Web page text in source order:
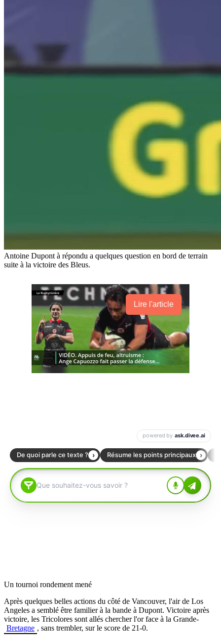
Antoine Dupont à répondu a quelques question en bord de terrain
suite à la victoire des Bleus.
Lire l'article
Un tournoi rondement mené
Après quelques belles actions du côté de Vancouver, l'air de Los
Angeles a semblé être familier à la bande à Dupont. Victoire après
victoire, les Tricolores sont allés chercher l'or face à la Grande-
Bretagne , sans trembler, sur le score de 21-0.